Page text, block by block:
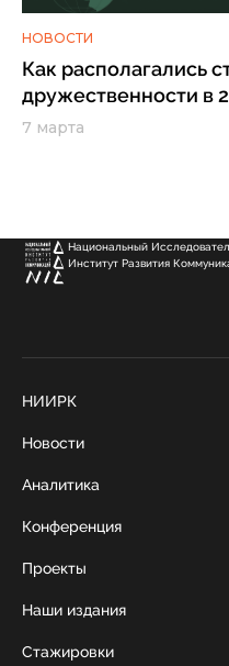
НОВОСТИ
Как располагались
дружественности в
7 марта
Национальный
Институт Развития
НИИРК
Новости
Аналитика
Конференция
Проекты
Наши издания
Стажировки